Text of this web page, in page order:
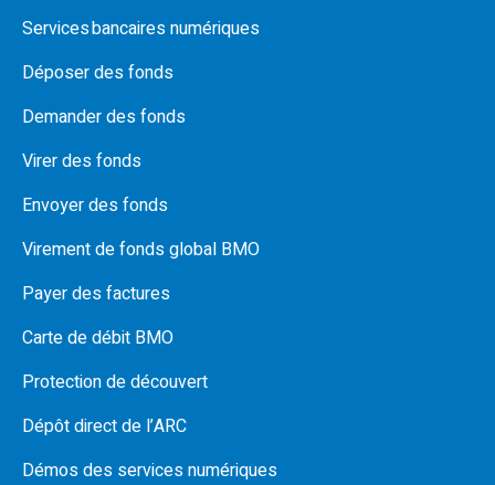
Services bancaires numériques
Déposer des fonds
Demander des fonds
Virer des fonds
Envoyer des fonds
Virement de fonds global BMO
Payer des factures
Carte de débit BMO
Protection de découvert
Dépôt direct de l’ARC
Démos des services numériques